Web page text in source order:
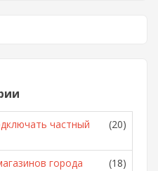
частный
(20)
города
(18)